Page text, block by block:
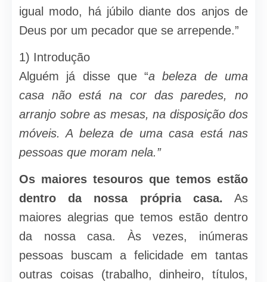
igual modo, há júbilo diante dos anjos de
Deus por um pecador que se arrepende.”
1) Introdução
Alguém já disse que “a beleza de uma
casa não está na cor das paredes, no
arranjo sobre as mesas, na disposição dos
móveis. A beleza de uma casa está nas
pessoas que moram nela.”
Os maiores tesouros que temos estão
dentro da nossa própria casa. As
maiores alegrias que temos estão dentro
da nossa casa. Às vezes, inúmeras
pessoas buscam a felicidade em tantas
outras coisas (trabalho, dinheiro, títulos,